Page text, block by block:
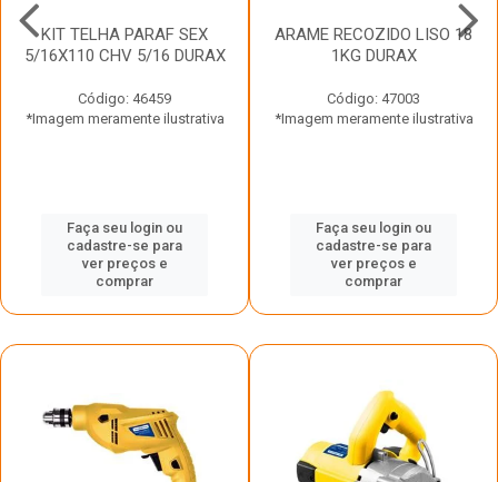
KIT TELHA PARAF SEX
5/16X110 CHV 5/16 DURAX
Código: 46459
*Imagem meramente ilustrativa
Faça seu login ou
cadastre-se para
ver preços e
comprar
ARAME RECOZIDO LISO 18
1KG DURAX
Código: 47003
*Imagem meramente ilustrativa
Faça seu login ou
cadastre-se para
ver preços e
comprar